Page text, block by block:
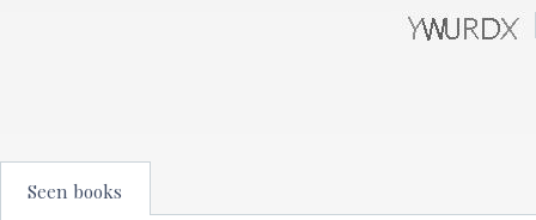
Seen books